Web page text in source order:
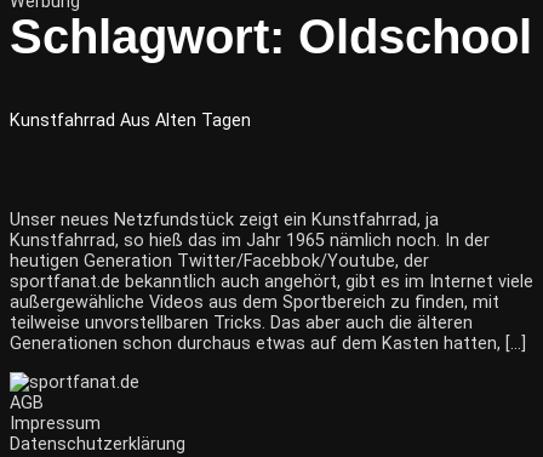
Schlagwort: Oldschool
Kunstfahrrad Aus Alten Tagen
Unser neues Netzfundstück zeigt ein Kunstfahrrad, ja
Kunstfahrrad, so hieß das im Jahr 1965 nämlich noch. In der
heutigen Generation Twitter/Facebbok/Youtube, der
sportfanat.de bekanntlich auch angehört, gibt es im Internet viele
außergewähliche Videos aus dem Sportbereich zu finden, mit
teilweise unvorstellbaren Tricks. Das aber auch die älteren
Generationen schon durchaus etwas auf dem Kasten hatten, […]
AGB
Impressum
Datenschutzerklärung